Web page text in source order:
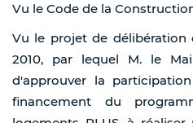
Vu le Code de la
Vu le projet de délibération
2010, par lequel M. le
d'approuver la
financement du